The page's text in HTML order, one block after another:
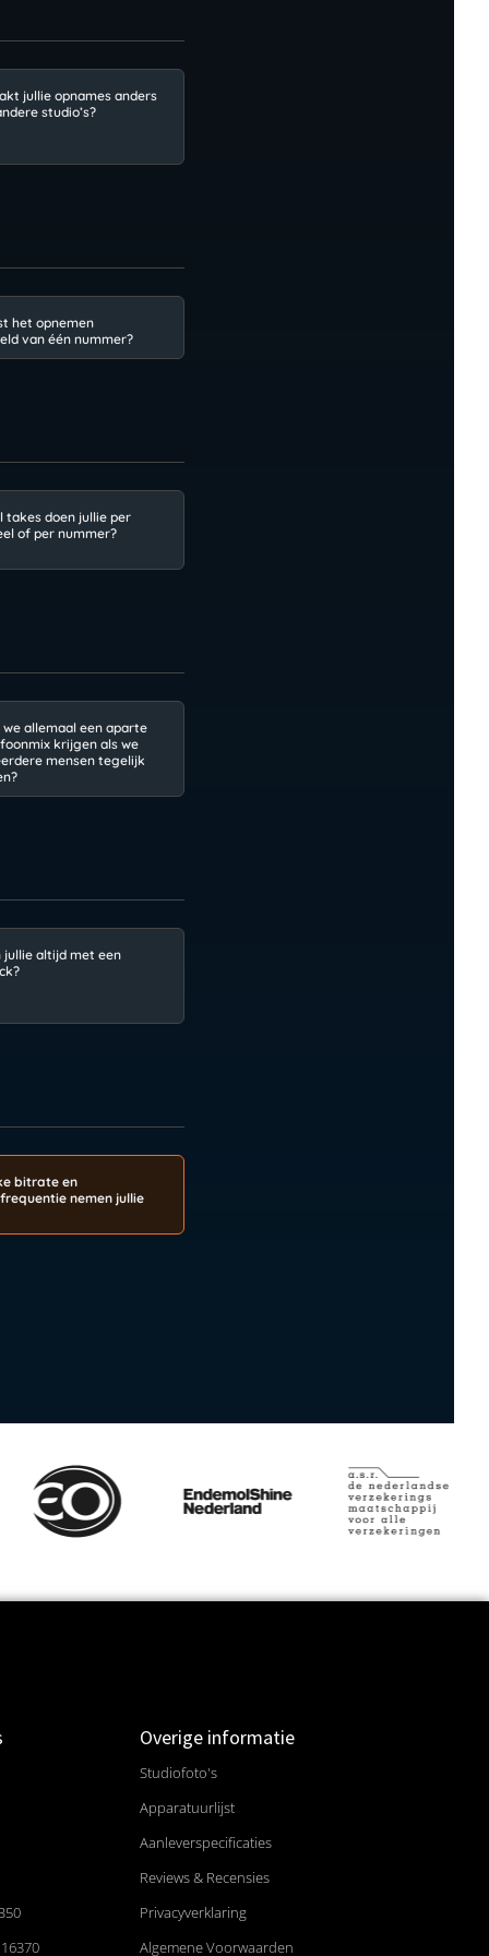
jullie opnames anders
studio’s?
het opnemen
van één nummer?
takes doen jullie per
of per nummer?
we allemaal een aparte
krijgen als we
mensen tegelijk
jullie altijd met een
bitrate en
nemen jullie
Overige informatie
Studiofoto's
Apparatuurlijst
Aanleverspecificaties
Reviews & Recensies
Privacyverklaring
Algemene Voorwaarden